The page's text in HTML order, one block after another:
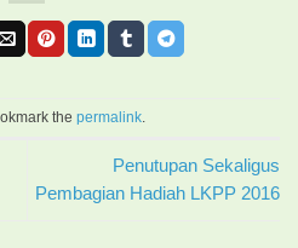
the permalink
Penutupan Sekaligus
Pembagian Hadiah LKPP 2016